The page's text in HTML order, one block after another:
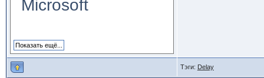
Microsoft
Тэги: Delay